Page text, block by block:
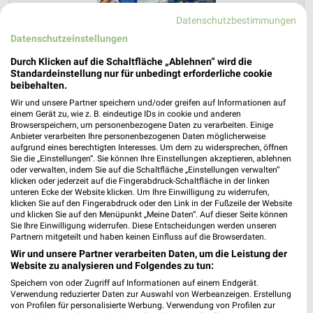
ALDI SÜD Prospekt für Dormagen ab Mo.
den 10.08.
Gültig von 10. Aug. bis 15. Aug.
📅 Kalendereintrag erstellen
PROSPEKT BLÄTTERN
ANGEBOTE AB FREITAG ANGEBOTE AB DONNERSTAG ANGEBOTE
Datenschutzbestimmungen
Datenschutzeinstellungen
Durch Klicken auf die Schaltfläche „Ablehnen“ wird die
Standardeinstellung nur für unbedingt erforderliche cookie
beibehalten.
Wir und unsere Partner speichern und/oder greifen auf Informationen auf
einem Gerät zu, wie z. B. eindeutige IDs in cookie und anderen
Browserspeichern, um personenbezogene Daten zu verarbeiten. Einige
Anbieter verarbeiten Ihre personenbezogenen Daten möglicherweise
aufgrund eines berechtigten Interesses. Um dem zu widersprechen, öffnen
Sie die „Einstellungen“. Sie können Ihre Einstellungen akzeptieren, ablehnen
oder verwalten, indem Sie auf die Schaltfläche „Einstellungen verwalten“
klicken oder jederzeit auf die Fingerabdruck-Schaltfläche in der linken
unteren Ecke der Website klicken. Um Ihre Einwilligung zu widerrufen,
klicken Sie auf den Fingerabdruck oder den Link in der Fußzeile der Website
und klicken Sie auf den Menüpunkt „Meine Daten“. Auf dieser Seite können
Sie Ihre Einwilligung widerrufen. Diese Entscheidungen werden unseren
Partnern mitgeteilt und haben keinen Einfluss auf die Browserdaten.
Wir und unsere Partner verarbeiten Daten, um die Leistung der
Website zu analysieren und Folgendes zu tun:
Speichern von oder Zugriff auf Informationen auf einem Endgerät.
Verwendung reduzierter Daten zur Auswahl von Werbeanzeigen. Erstellung
von Profilen für personalisierte Werbung. Verwendung von Profilen zur